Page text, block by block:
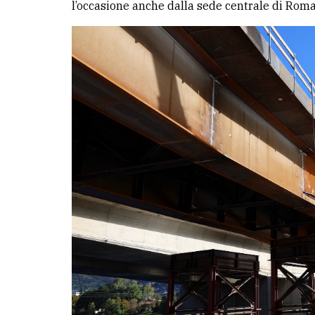
l’occasione anche dalla sede centrale di